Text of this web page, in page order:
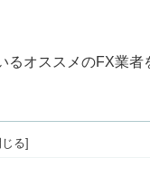
オススメのFX業者